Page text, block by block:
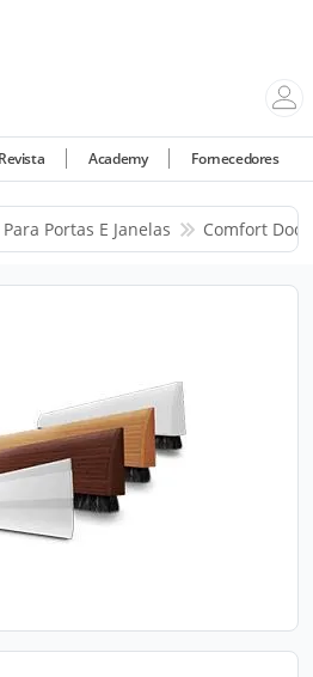
Academy Fornecedores
Portas E Janelas Comfort Door